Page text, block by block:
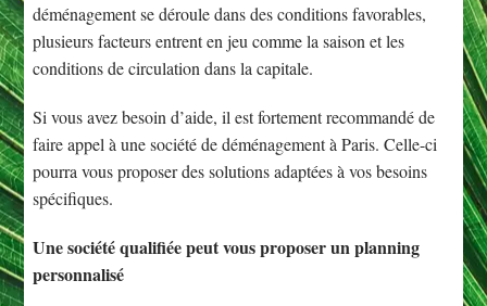
déménagement se déroule dans des conditions favorables,
plusieurs facteurs entrent en jeu comme la saison et les
conditions de circulation dans la capitale.
Si vous avez besoin d’aide, il est fortement recommandé de
faire appel à une société de déménagement à Paris. Celle-ci
pourra vous proposer des solutions adaptées à vos besoins
spécifiques.
Une société qualifiée peut vous proposer un planning
personnalisé